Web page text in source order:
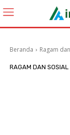
Beranda Ragam
RAGAM DAN SOSIAL